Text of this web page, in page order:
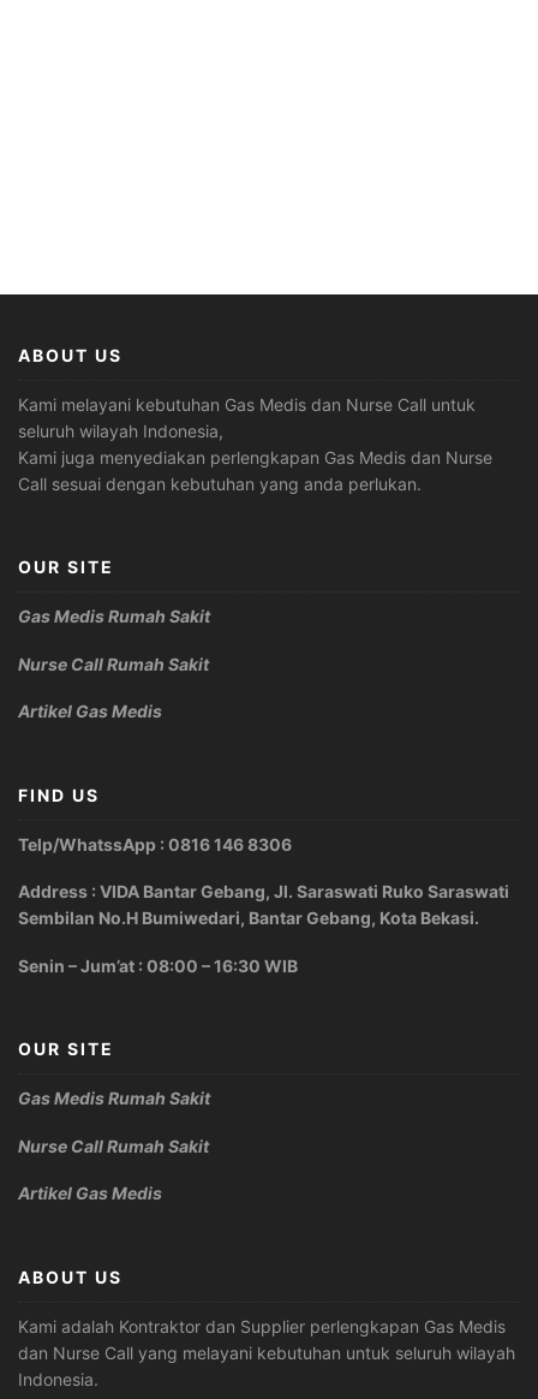
ABOUT US
Kami melayani kebutuhan Gas Medis dan Nurse Call untuk
seluruh wilayah Indonesia,
Kami juga menyediakan perlengkapan Gas Medis dan Nurse
Call sesuai dengan kebutuhan yang anda perlukan.
OUR SITE
Gas Medis Rumah Sakit
Nurse Call Rumah Sakit
Artikel Gas Medis
FIND US
Telp/WhatssApp : 0816 146 8306
Address : VIDA Bantar Gebang, Jl. Saraswati Ruko Saraswati
Sembilan No.H Bumiwedari, Bantar Gebang, Kota Bekasi.
Senin – Jum’at : 08:00 – 16:30 WIB
OUR SITE
Gas Medis Rumah Sakit
Nurse Call Rumah Sakit
Artikel Gas Medis
ABOUT US
Kami adalah Kontraktor dan Supplier perlengkapan Gas Medis
dan Nurse Call yang melayani kebutuhan untuk seluruh wilayah
Indonesia.